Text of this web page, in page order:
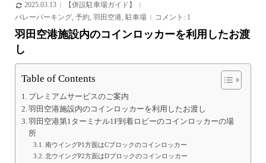
2025.03.13
【併設駐車場ガイド】
バレーパーキング, 予約, 羽田空港, 駐車場 コメント: 1
羽田空港施設内のコインロッカーを利用したお渡
し
Table of Contents
プレミアムサービスのご案内
羽田空港施設内のコインロッカーを利用したお渡し
羽田空港第1ターミナル1F到着ロビーのコインロッカーの場
所
南ウイングP1方面はCブロックのコインロッカー
北ウイングP2方面はDブロックのコインロッカー